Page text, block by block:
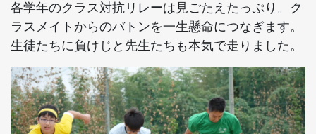
各学年のクラス対抗リレーは見ごたえたっぷり。ク
ラスメイトからのバトンを一生懸命につなぎます。
生徒たちに負けじと先生たちも本気で走りました。